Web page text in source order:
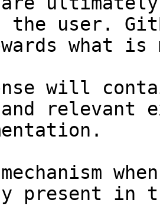
the user.
what
will
relevant
present in